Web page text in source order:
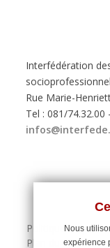
Nous
expérience
Interfédération
Rue Marie-
Tel : 081/
Politique de
Plan du site